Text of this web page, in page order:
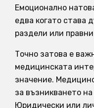
Емоционално
едва когато става
раздели или
Точно затова е
медицинската
значение.
за възникването
Юридически или